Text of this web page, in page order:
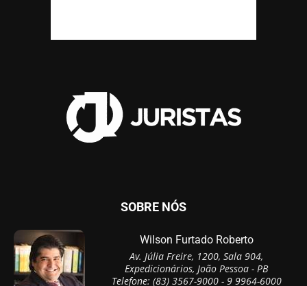
SOBRE NÓS
Wilson Furtado Roberto
Av. Júlia Freire, 1200, Sala 904,
Expedicionários, João Pessoa - PB
Telefone: (83) 3567-9000 - 9 9964-6000